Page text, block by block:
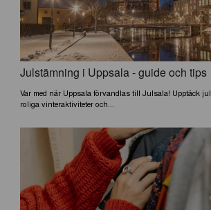
Julstämning i Uppsala - guide och tips
Var med när Uppsala förvandlas till Julsala! Upptäck
roliga vinteraktiviteter och...